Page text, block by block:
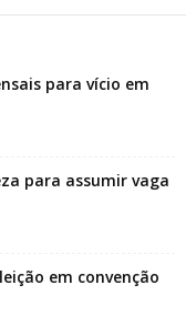
para vício em
para assumir vaga
em convenção